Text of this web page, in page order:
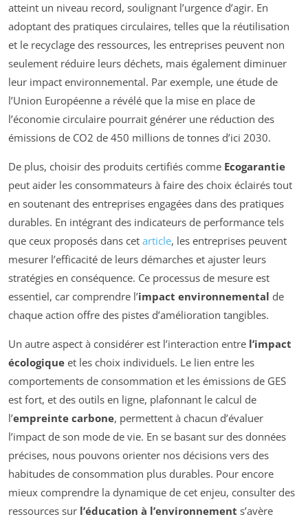
atteint un niveau record, soulignant l’urgence d’agir. En
adoptant des pratiques circulaires, telles que la réutilisation
et le recyclage des ressources, les entreprises peuvent non
seulement réduire leurs déchets, mais également diminuer
leur impact environnemental. Par exemple, une étude de
l’Union Européenne a révélé que la mise en place de
l’économie circulaire pourrait générer une réduction des
émissions de CO2 de 450 millions de tonnes d’ici 2030.
De plus, choisir des produits certifiés comme Ecogarantie
peut aider les consommateurs à faire des choix éclairés tout
en soutenant des entreprises engagées dans des pratiques
durables. En intégrant des indicateurs de performance tels
que ceux proposés dans cet article, les entreprises peuvent
mesurer l’efficacité de leurs démarches et ajuster leurs
stratégies en conséquence. Ce processus de mesure est
essentiel, car comprendre l’impact environnemental de
chaque action offre des pistes d’amélioration tangibles.
Un autre aspect à considérer est l’interaction entre l’impact
écologique et les choix individuels. Le lien entre les
comportements de consommation et les émissions de GES
est fort, et des outils en ligne, plafonnant le calcul de
l’empreinte carbone, permettent à chacun d’évaluer
l’impact de son mode de vie. En se basant sur des données
précises, nous pouvons orienter nos décisions vers des
habitudes de consommation plus durables. Pour encore
mieux comprendre la dynamique de cet enjeu, consulter des
ressources sur l’éducation à l’environnement s’avère